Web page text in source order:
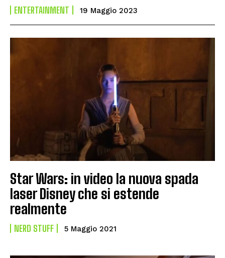
ENTERTAINMENT 19 Maggio 2023
Star Wars: in video la nuova spada
laser Disney che si estende
realmente
NERD STUFF 5 Maggio 2021